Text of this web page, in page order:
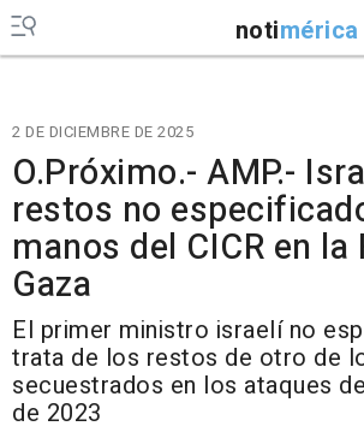
notimérica
2 DE DICIEMBRE DE 2025
O.Próximo.- AMP.-
restos no
manos del CICR en la
Gaza
El primer ministro israelí no
trata de los restos de otro de
secuestrados en los ataques
de 2023